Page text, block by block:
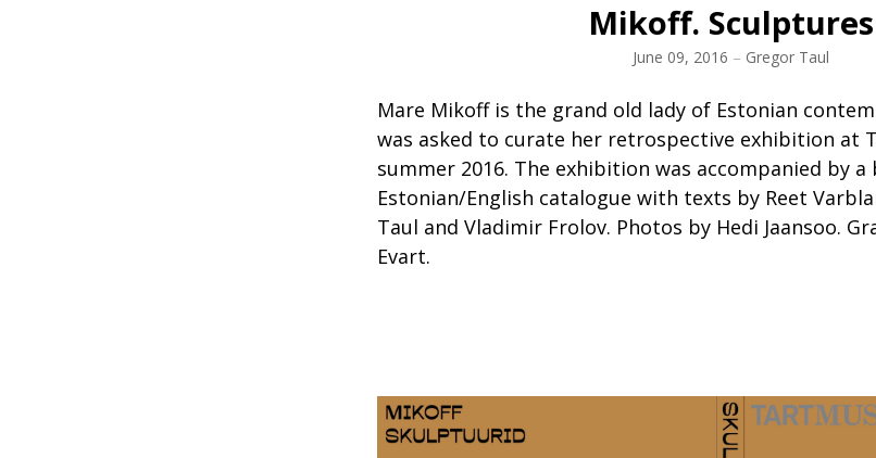
Mikoff. Sculptures
June 09, 2016 – Gregor Taul
Mare Mikoff is the grand old lady of Estonian
was asked to curate her retrospective exhibition at
summer 2016. The exhibition was accompanied by a
Estonian/English catalogue with texts by Reet
Taul and Vladimir Frolov. Photos by Hedi Jaansoo.
Evart.